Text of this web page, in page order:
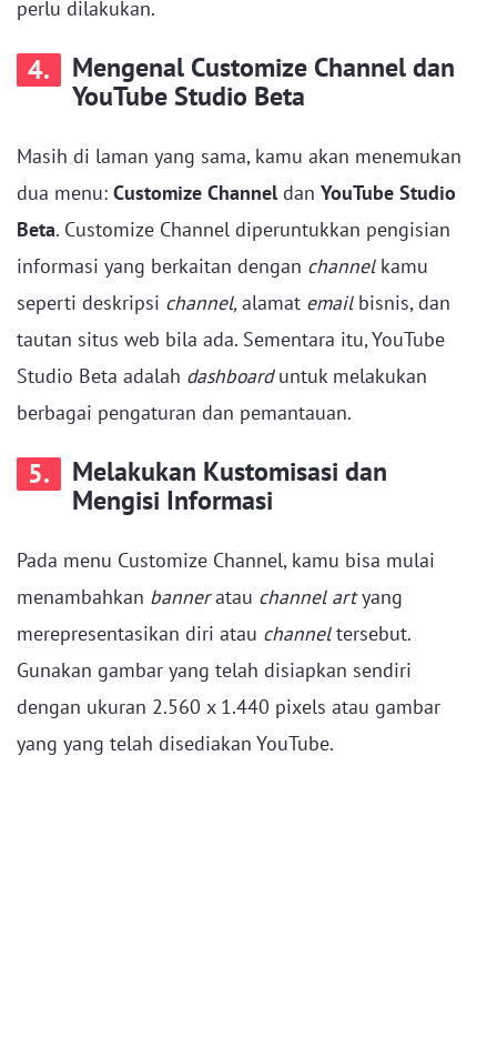
perlu dilakukan.
4.
Mengenal Customize Channel dan
YouTube Studio Beta
Masih di laman yang sama, kamu akan menemukan
dua menu: Customize Channeldan YouTube Studio
Beta. Customize Channel diperuntukkan pengisian
informasi yang berkaitan dengan channel kamu
seperti deskripsi channel,alamat email bisnis, dan
tautan situs web bila ada. Sementara itu, YouTube
Studio Beta adalah dashboarduntuk melakukan
berbagai pengaturan dan pemantauan.
5.
Melakukan Kustomisasi dan
Mengisi Informasi
Pada menu Customize Channel, kamu bisa mulai
menambahkan banneratau channel artyang
merepresentasikan diri atau channeltersebut.
Gunakan gambar yang telah disiapkan sendiri
dengan ukuran 2.560 x 1.440 pixels atau gambar
yang yang telah disediakan YouTube.